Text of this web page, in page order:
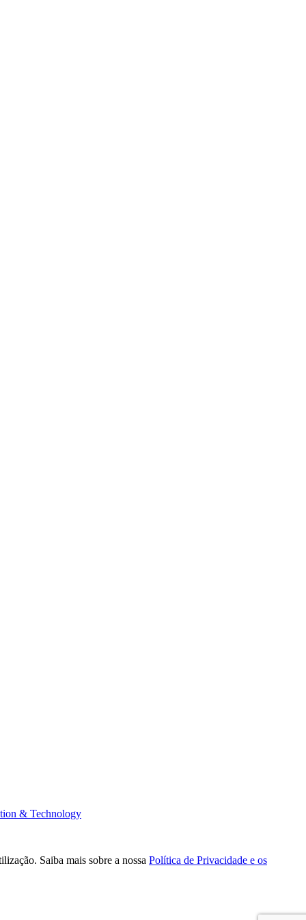
& Technology
Saiba mais sobre a nossa Política de Privacidade e os